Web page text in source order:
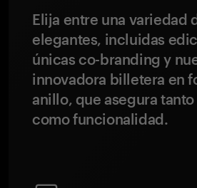
Elija entre una variedad
elegantes, incluidas
únicas co-branding y
innovadora billetera en
anillo, que asegura
como funcionalidad.